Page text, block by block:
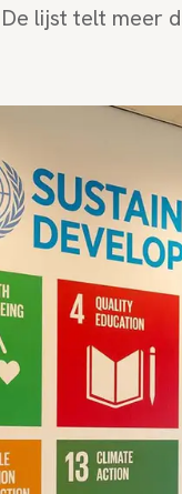
lijst telt meer